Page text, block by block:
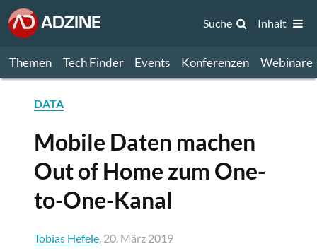
Themen Tech Finder Events Konferenzen Webinare
Suche Inhalt
DATA
Mobile Daten machen
Out of Home zum One-
to-One-Kanal
Tobias Hefele, 20. März 2019